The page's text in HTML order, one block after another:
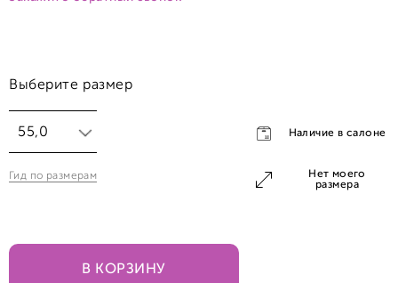
Выберите размер
55,0
55,0
Гид по размерам
Нет моего
размера
Наличие в салоне
В КОРЗИНУ